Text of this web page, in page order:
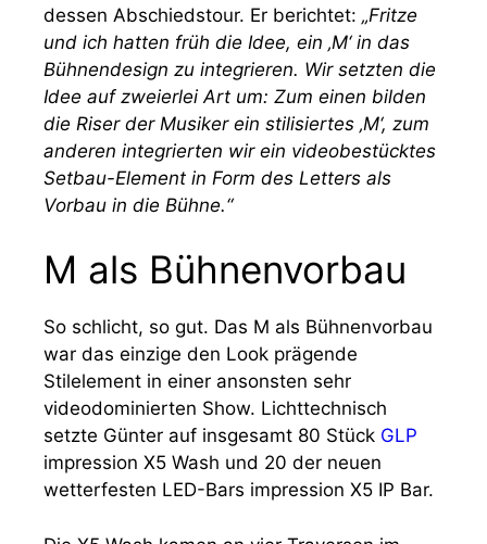
dessen Abschiedstour. Er berichtet: „Fritze
und ich hatten früh die Idee, ein ‚M‘ in das
Bühnendesign zu integrieren. Wir setzten die
Idee auf zweierlei Art um: Zum einen bilden
die Riser der Musiker ein stilisiertes ‚M‘, zum
anderen integrierten wir ein videobestücktes
Setbau-Element in Form des Letters als
Vorbau in die Bühne.“
M als Bühnenvorbau
So schlicht, so gut. Das M als Bühnenvorbau
war das einzige den Look prägende
Stilelement in einer ansonsten sehr
videodominierten Show. Lichttechnisch
setzte Günter auf insgesamt 80 Stück GLP
impression X5 Wash und 20 der neuen
wetterfesten LED-Bars impression X5 IP Bar.